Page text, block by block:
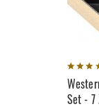
Set - 7